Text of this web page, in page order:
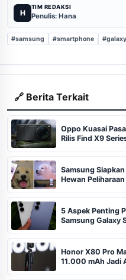
H
TIM REDAKSI
Penulis: Hana
#samsung #smartphone
🔗 Berita Terkait
Oppo Kuasai
Rilis Find X9
Samsung
Hewan Peliharaan
5 Aspek Penting
Samsung Galaxy
Honor X80 Pro
11.000 mAh Jadi